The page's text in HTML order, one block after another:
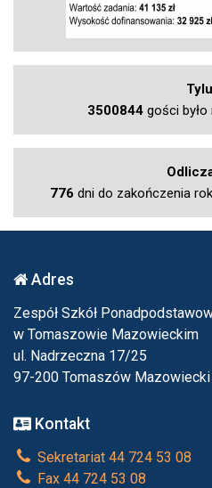
Tylu
3500844 gości
776 dni do zakończenia
Adres
Zespół Szkół
w Tomaszowie Mazowieckim
ul. Nadrzeczna 17/25
97-200 Tomaszów Mazowiecki
Kontakt
Sekretariat 44 724 53 08
Fax 44 724 53 08